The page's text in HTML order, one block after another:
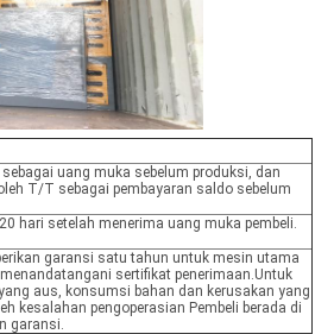
uang muka sebelum produksi, dan
T/T sebagai pembayaran saldo sebelum
hari setelah menerima uang muka pembeli.
garansi satu tahun untuk mesin utama
sertifikat penerimaan.Untuk
aus, konsumsi bahan dan kerusakan yang
kesalahan pengoperasian Pembeli berada di
garansi.